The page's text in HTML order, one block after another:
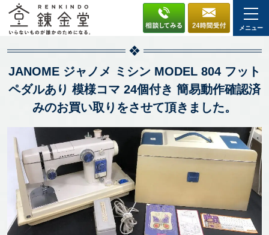
メニュー
JANOME ジャノメ ミシン MODEL 804 フット
ペダルあり 模様コマ 24個付き 簡易動作確認済
みのお買い取りをさせて頂きました。